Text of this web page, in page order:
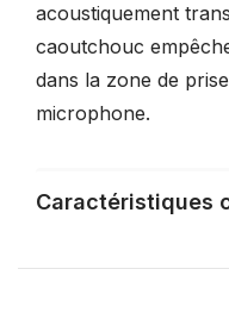
acoustiquement
caoutchouc
dans la zone de
microphone.
Caractéristiques